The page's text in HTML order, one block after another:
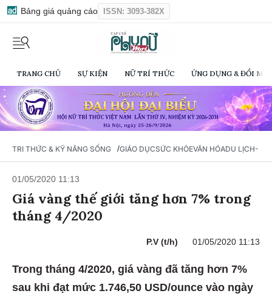
Bảng giá quảng cáo ISSN: 3093-382X
TRANG CHỦ SỰ KIỆN NỮ TRÍ THỨC ỨNG DỤNG & ĐỔI
TRI THỨC & KỸ NĂNG SỐNG /GIÁO DỤCSỨC KHỎEVĂN HÓADU LỊCH-
01/05/2020 11:13
Giá vàng thế giới tăng hơn 7% trong
tháng 4/2020
P.V (t/h) 01/05/2020 11:13
Trong tháng 4/2020, giá vàng đã tăng hơn 7%
sau khi đạt mức 1.746,50 USD/ounce vào ngày